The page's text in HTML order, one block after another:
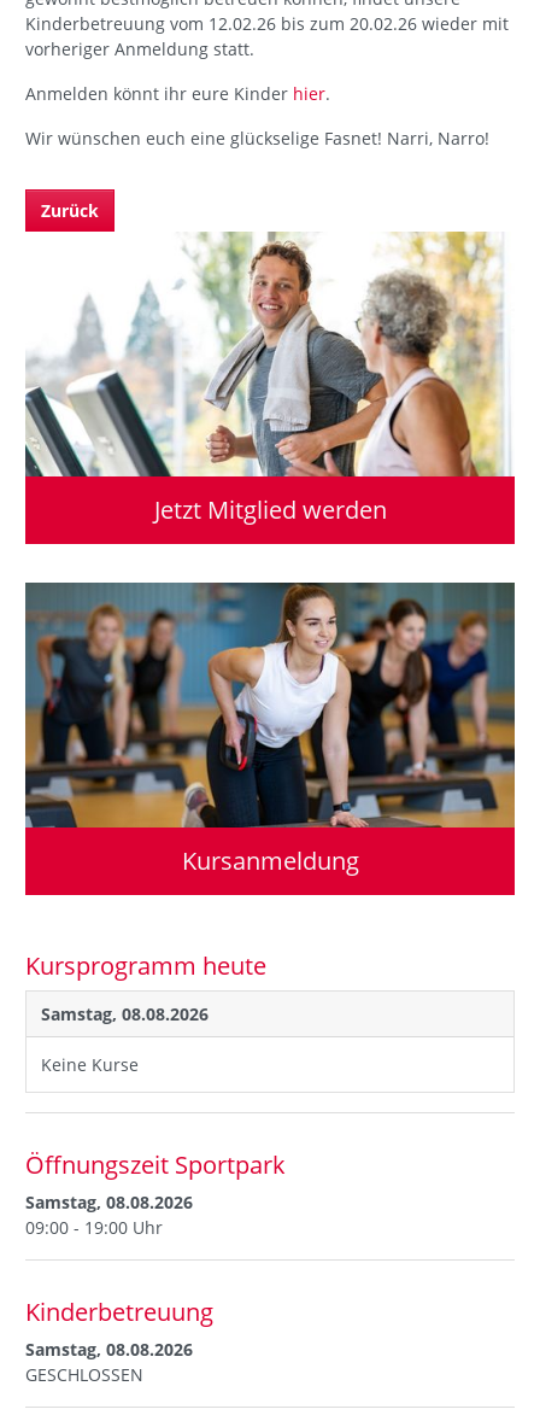
Kinderbetreuung vom 12.02.26 bis zum 20.02.26 wieder mit
vorheriger Anmeldung statt.
Anmelden könnt ihr eure Kinder hier.
Wir wünschen euch eine glückselige Fasnet! Narri, Narro!
Zurück
Jetzt Mitglied werden
Kursanmeldung
Kursprogramm heute
Samstag, 08.08.2026
Keine Kurse
Öffnungszeit Sportpark
Samstag, 08.08.2026
09:00 - 19:00 Uhr
Kinderbetreuung
Samstag, 08.08.2026
GESCHLOSSEN